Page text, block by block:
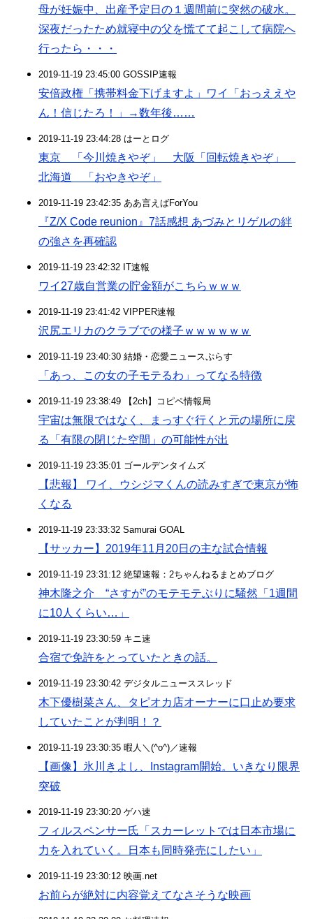
母が妊娠中、出産予定日の１週間前に突然の破水。
深夜だったため就寝中の父を慌てて起こして病院へ
行ったら・・・
2019-11-19 23:45:00 GOSSIP速報
安倍政権「携帯料金下げますよ」ワイ「おっええや
ん！信じたろ！」→数年後……
2019-11-19 23:44:28 はーとログ
東京 「今川焼きやぞ」 大阪「回転焼きやぞ」
北海道 「おやきやぞ」
2019-11-19 23:42:35 ああ言えばForYou
『Z/X Code reunion』7話感想 あづみとリゲルの絆
の強さを再確認
2019-11-19 23:42:32 IT速報
ワイ27歳自営業の貯金額がこちらｗｗｗ
2019-11-19 23:41:42 VIPPER速報
沢尻エリカのクラブでの様子ｗｗｗｗｗｗ
2019-11-19 23:40:30 結婚・恋愛ニュースぷらす
「あっ、この女の子モテるわ」ってなる特徴
2019-11-19 23:38:49 【2ch】コピペ情報局
宇宙は無限ではなく、まっすぐ行くと元の場所に戻
る「有限の閉じた空間」の可能性が出
2019-11-19 23:35:01 ゴールデンタイムズ
【悲報】 ワイ、ウシジマくんの読みすぎで東京が怖
くなる
2019-11-19 23:33:32 Samurai GOAL
【サッカー】2019年11月20日の主な試合情報
2019-11-19 23:31:12 絶望速報：2ちゃんねるまとめブログ
神木隆之介 “さすが”のモテモテぶりに騒然「1週間
に10人くらい…」
2019-11-19 23:30:59 キニ速
合宿で免許をとっていたときの話。
2019-11-19 23:30:42 デジタルニューススレッド
木下優樹菜さん、タピオカ店オーナーに口止め要求
していたことが判明！？
2019-11-19 23:30:35 暇人＼(^o^)／速報
【画像】氷川きよし、Instagram開始。いきなり限界
突破
2019-11-19 23:30:20 ゲハ速
フィルスペンサー氏「スカーレットでは日本市場に
力を入れていく。日本も同時発売にしたい」
2019-11-19 23:30:12 映画.net
お前らが絶対に内容覚えてなさそうな映画